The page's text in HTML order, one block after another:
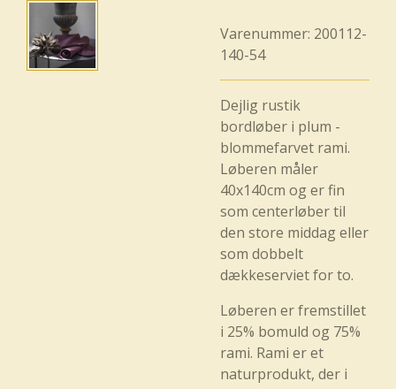
Varenummer: 200112-
140-54
Dejlig rustik
bordløber i plum -
blommefarvet rami.
Løberen måler
40x140cm og er fin
som centerløber til
den store middag eller
som dobbelt
dækkeserviet for to.
Løberen er fremstillet
i 25% bomuld og 75%
rami. Rami er et
naturprodukt, der i